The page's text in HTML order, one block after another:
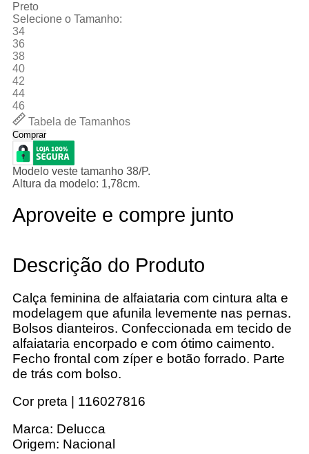
Preto
Selecione o Tamanho:
34
36
38
40
42
44
46
Tabela de Tamanhos
Comprar
Modelo veste tamanho 38/P.
Altura da modelo: 1,78cm.
Aproveite e compre junto
Descrição do Produto
Calça feminina de alfaiataria com cintura alta e
modelagem que afunila levemente nas pernas.
Bolsos dianteiros. Confeccionada em tecido de
alfaiataria encorpado e com ótimo caimento.
Fecho frontal com zíper e botão forrado. Parte
de trás com bolso.
Cor preta | 116027816
Marca: Delucca
Origem: Nacional